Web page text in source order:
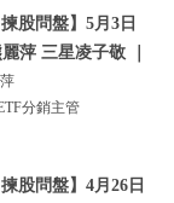
股問盤】5月3日
萍 三星凌子敬 ｜
分銷主管
股問盤】4月26日